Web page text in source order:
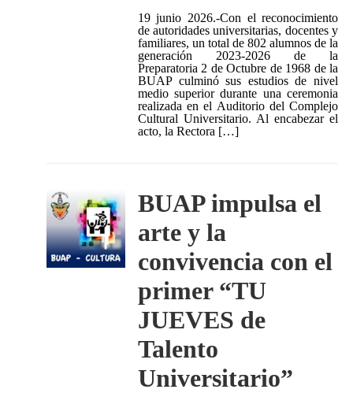
19 junio 2026.-Con el reconocimiento
de autoridades universitarias, docentes y
familiares, un total de 802 alumnos de la
generación 2023-2026 de la
Preparatoria 2 de Octubre de 1968 de la
BUAP culminó sus estudios de nivel
medio superior durante una ceremonia
realizada en el Auditorio del Complejo
Cultural Universitario. Al encabezar el
acto, la Rectora […]
BUAP impulsa el
arte y la
convivencia con el
primer “TU
JUEVES de
Talento
Universitario”